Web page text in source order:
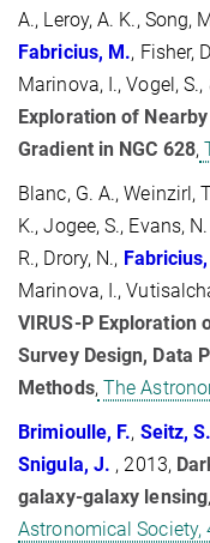
A., Leroy, A. K., Song,
Fabricius, M., Fisher,
Marinova, I., Vogel,
Exploration of
Gradient in NGC 628,
Blanc, G. A., Weinzirl,
K., Jogee, S., Evans,
R., Drory, N.,
Marinova, I.,
VIRUS-P Exploration
Survey Design, Data
Methods,The
Brimioulle, F., Seitz, S.
Snigula, J. , 2013,
galaxy-galaxy lensing,
Astronomical Society,